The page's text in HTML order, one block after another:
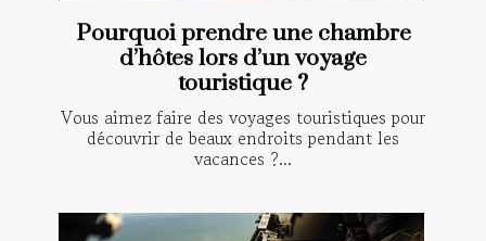
Pourquoi prendre une chambre
d’hôtes lors d’un voyage
touristique ?
Vous aimez faire des voyages touristiques pour
découvrir de beaux endroits pendant les
vacances ?...